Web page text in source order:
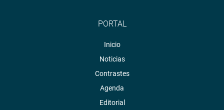
PORTAL
Inicio
Noticias
Contrastes
Agenda
Editorial